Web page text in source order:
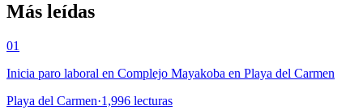
Más leídas
01
Inicia paro laboral en Complejo Mayakoba en Playa del Carmen
Playa del Carmen·1,996 lecturas